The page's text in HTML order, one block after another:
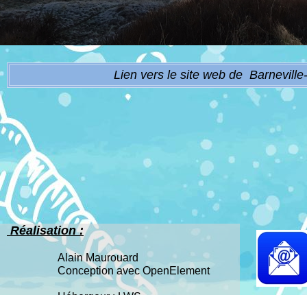
Lien vers le site web de
Réalisation :
Alain Maurouard
Conception avec OpenElement